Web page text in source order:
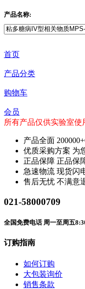
产品名称:
首页
产品分类
购物车
会员
所有产品仅供实验室
产品全面
优质采购方案 为
正品保障 正品保
急速物流 现货闪
售后无忧 不满意
021-58000709
全国免费电话 周一至周五
订购指南
如何订购
大包装询价
销售条款